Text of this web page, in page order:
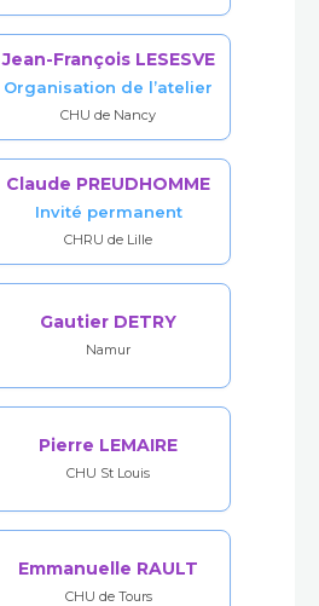
Jean-François LESESVE
Organisation de l’atelier​
CHU de Nancy
Claude PREUDHOMME
Invité permanent
CHRU de Lille
Gautier DETRY
Namur
Pierre LEMAIRE
CHU St Louis
Emmanuelle RAULT
CHU de Tours